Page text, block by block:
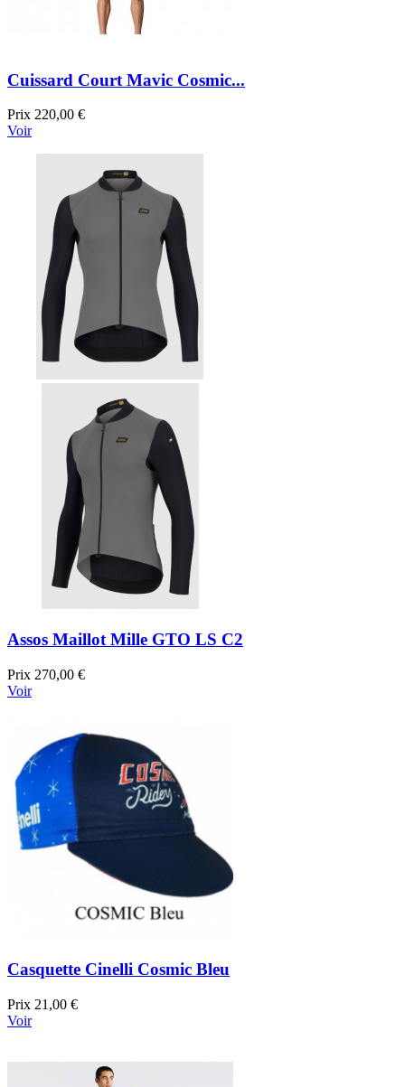
Cuissard Court Mavic Cosmic...
Prix 220,00 €
Voir
Assos Maillot Mille GTO LS C2
Prix 270,00 €
Voir
Casquette Cinelli Cosmic Bleu
Prix 21,00 €
Voir